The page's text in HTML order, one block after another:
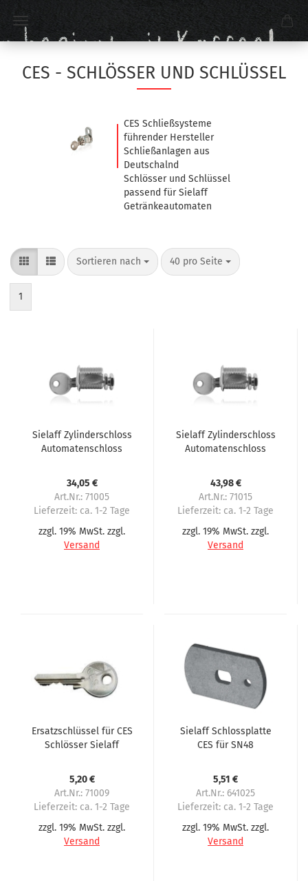
CES - SCHLÖSSER UND SCHLÜSSEL
CES Schließsysteme
führender Hersteller
Schließanlagen aus
Deutschalnd
Schlösser und Schlüssel
passend für Sielaff
Getränkeautomaten
Sortieren nach 40 pro Seite
1
Sielaff Zylinderschloss
Automatenschloss
34,05 €
Art.Nr.: 71005
Lieferzeit: ca. 1-2 Tage
zzgl. 19% MwSt. zzgl.
Versand
Sielaff Zylinderschloss
Automatenschloss
43,98 €
Art.Nr.: 71015
Lieferzeit: ca. 1-2 Tage
zzgl. 19% MwSt. zzgl.
Versand
Ersatzschlüssel für CES
Schlösser Sielaff
5,20 €
Art.Nr.: 71009
Lieferzeit: ca. 1-2 Tage
zzgl. 19% MwSt. zzgl.
Versand
Sielaff Schlossplatte
CES für SN48
5,51 €
Art.Nr.: 641025
Lieferzeit: ca. 1-2 Tage
zzgl. 19% MwSt. zzgl.
Versand